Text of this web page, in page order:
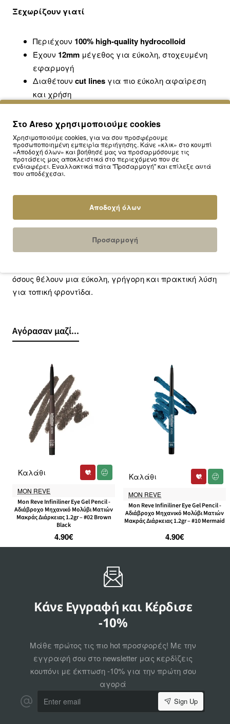
Ξεχωρίζουν γιατί
Περιέχουν 100% high-quality hydrocolloid
Έχουν 12mm μέγεθος για εύκολη, στοχευμένη
εφαρμογή
Διαθέτουν cut lines για πιο εύκολη αφαίρεση
και χρήση
Είναι ιδανικά για καθημερινή χρήση σε
έκτακτα breakouts
Η συσκευασία περιλαμβάνει90 patches
Τρόπος χρήσης
Μετά τον καθαρισμό, στέγνωσε καλά το σημείο που
σε απασχολεί. Εφάρμοσε απαλά το patch πάνω στο
σπυράκι και άφησέ το να δράσει.
όσους θέλουν μια εύκολη, γρήγορη και πρακτική λύση
για τοπική φροντίδα.
Αγόρασαν μαζί...
MON REVE
Mon Reve Infiniliner Eye Gel Pencil -
Αδιάβροχο Μηχανικό Μολύβι Ματιών
Μακράς Διάρκειας 1.2gr – #02 Brown
Black
4.90€
Καλάθι
MON REVE
Mon Reve Infiniliner Eye Gel Pencil -
Αδιάβροχο Μηχανικό Μολύβι Ματιών
Μακράς Διάρκειας 1.2gr – #10 Mermaid
4.90€
Καλάθι
Κάνε Εγγραφή και Κέρδισε
-10%
Μάθε πρώτος τις πιο hot προσφορές! Με την
εγγραφή σου στο newsletter μας κερδίζεις
κουπόνι με έκπτωση -10% για την πρώτη σου
αγορά
email
Sign Up
Στο Areso χρησιμοποιούμε cookies
Χρησιμοποιούμε cookies, για να σου προσφέρουμε
προσωποποιημένη εμπειρία περιήγησης. Κάνε «κλικ» στο κουμπί
«Αποδοχή όλων» και βοήθησέ μας να προσαρμόσουμε τις
προτάσεις μας αποκλειστικά στο περιεχόμενο που σε
ενδιαφέρει. Εναλλακτικά πάτα "Προσαρμογή" και επίλεξε αυτά
που αποδέχεσαι.
Αποδοχή όλων
Προσαρμογή